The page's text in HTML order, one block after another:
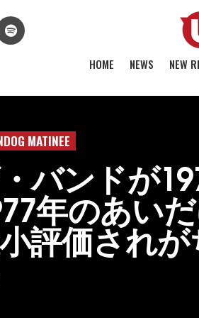
HOME NEWS NEW
MATINEE
バンドが
年のあい
評価され